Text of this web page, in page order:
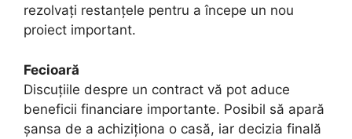
rezolvați restanțele pentru a începe un nou
proiect important.
Fecioară
Discuțiile despre un contract vă pot aduce
beneficii financiare importante. Posibil să apară
șansa de a achiziționa o casă, iar decizia finală